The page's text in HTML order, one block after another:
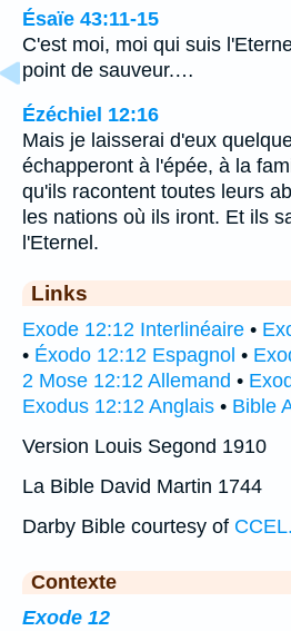
Ésaïe 43:11-15
C'est moi, moi qui suis
point de sauveur.…
Ézéchiel 12:16
Mais je laisserai d'eux
échapperont à l'épée, à la
qu'ils racontent toutes leurs
les nations où ils iront. Et ils
l'Eternel.
Links
Exode 12:12 Interlinéaire •
• Éxodo 12:12 Espagnol •
2 Mose 12:12 Allemand •
Exodus 12:12 Anglais • Bible
Version Louis Segond 1910
La Bible David Martin 1744
Darby Bible courtesy of
Contexte
Exode 12